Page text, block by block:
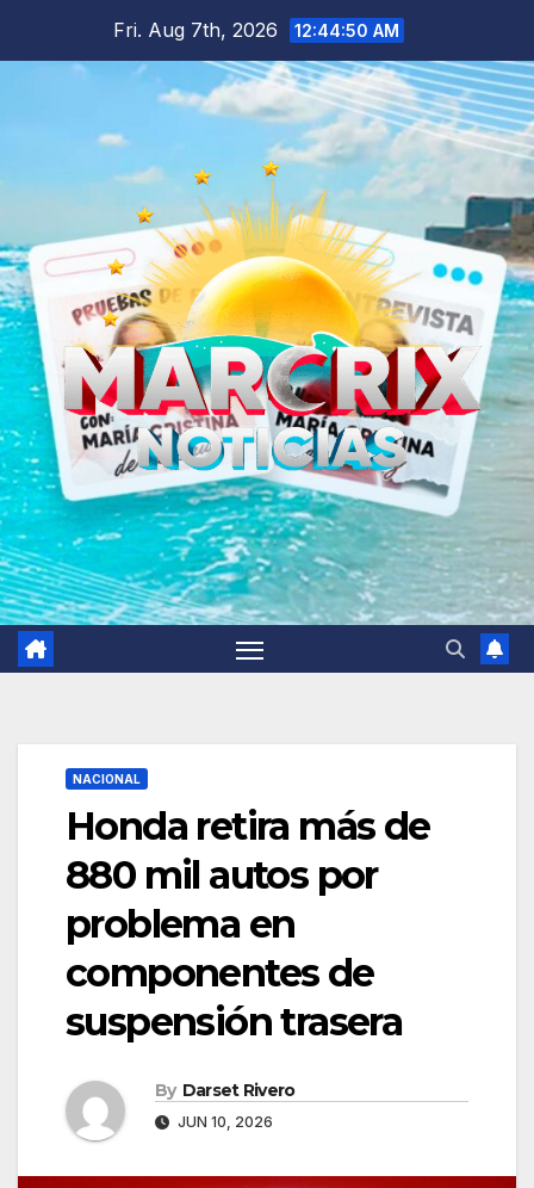
Fri. Aug 7th, 2026 12:44:51 AM
NACIONAL
Honda retira más de
880 mil autos por
problema en
componentes de
suspensión trasera
By Darset Rivero
JUN 10, 2026